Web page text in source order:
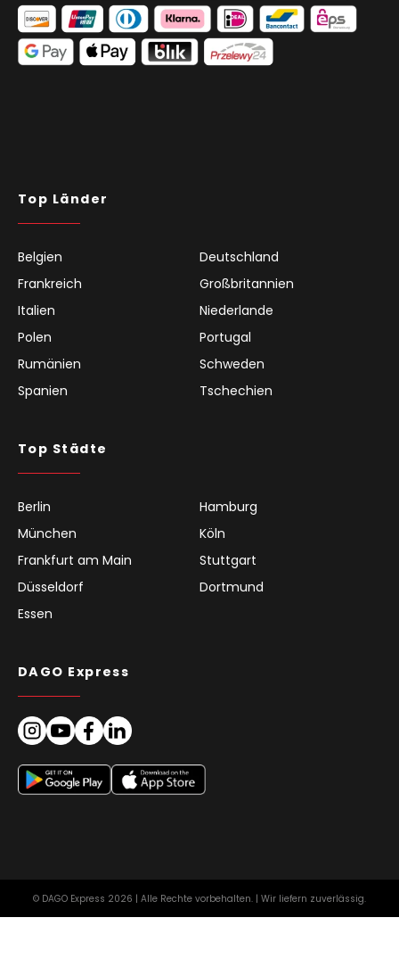
Top Länder
Belgien
Deutschland
Frankreich
Großbritannien
Italien
Niederlande
Polen
Portugal
Rumänien
Schweden
Spanien
Tschechien
Top Städte
Berlin
Hamburg
München
Köln
Frankfurt am Main
Stuttgart
Düsseldorf
Dortmund
Essen
DAGO Express
© DAGO Express 2026 | Alle Rechte vorbehalten. | Wir liefern zuverlässig.